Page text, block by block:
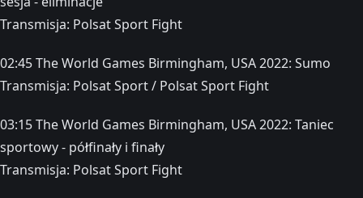
Transmisja: Polsat Sport Fight
02:45 The World Games Birmingham, USA 2022: Sumo
Transmisja: Polsat Sport / Polsat Sport Fight
03:15 The World Games Birmingham, USA 2022: Taniec
sportowy - półfinały i finały
Transmisja: Polsat Sport Fight